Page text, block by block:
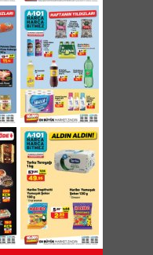
80x200cm
80x300cm
Çorap 3'lü 6,95 TL
3'lü 7,95 TL
44,95 TL
49,95 TL
26,95 TL
Seti 24,95 TL